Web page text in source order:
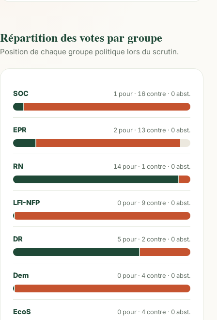
Répartition des votes par groupe
Position de chaque groupe politique lors du scrutin.
SOC 1 pour · 16contre · 0abst.
EPR 2 pour · 13contre · 0abst.
RN 14 pour · 1 contre · 0abst.
LFI-NFP 0 pour · 9contre · 0abst.
DR 5 pour · 2 contre · 0abst.
Dem 0 pour · 4contre · 0abst.
EcoS 0 pour · 4contre · 0abst.